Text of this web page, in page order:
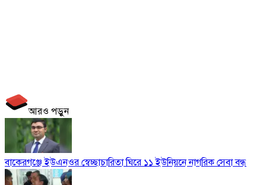
আরও পড়ুন
বাকেরগঞ্জে ইউএনওর স্বেচ্ছাচারিতা ঘিরে ১১ ইউনিয়নে নাগরিক সেবা বন্ধ